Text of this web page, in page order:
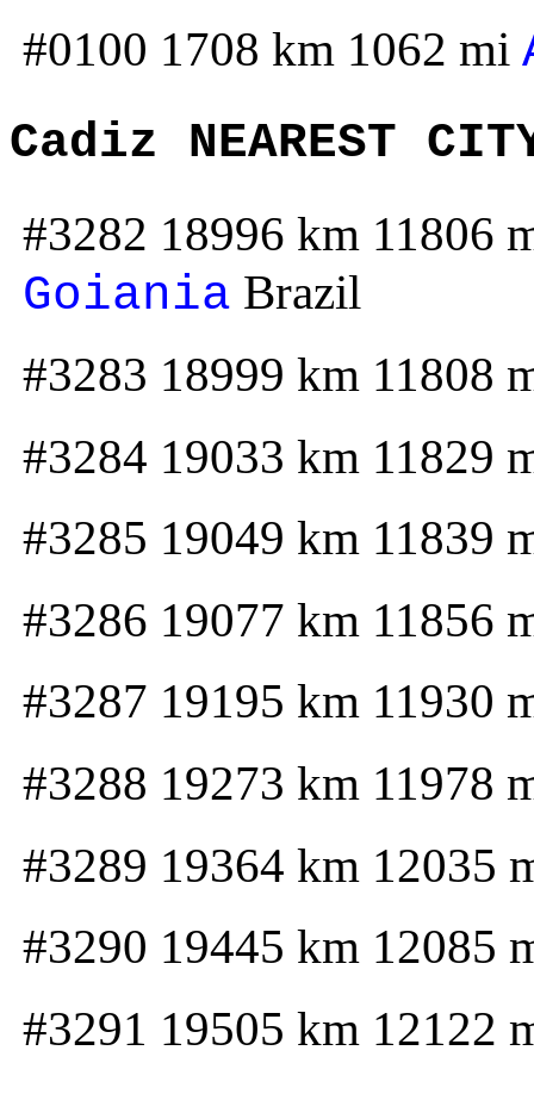
#0100 1708 km 1062 mi
Cadiz NEAREST
#3282 18996 km 11806
Goiania Brazil
#3283 18999 km 11808
#3284 19033 km 11829
#3285 19049 km 11839
#3286 19077 km 11856
#3287 19195 km 11930
#3288 19273 km 11978
#3289 19364 km 12035
#3290 19445 km 12085
#3291 19505 km 12122